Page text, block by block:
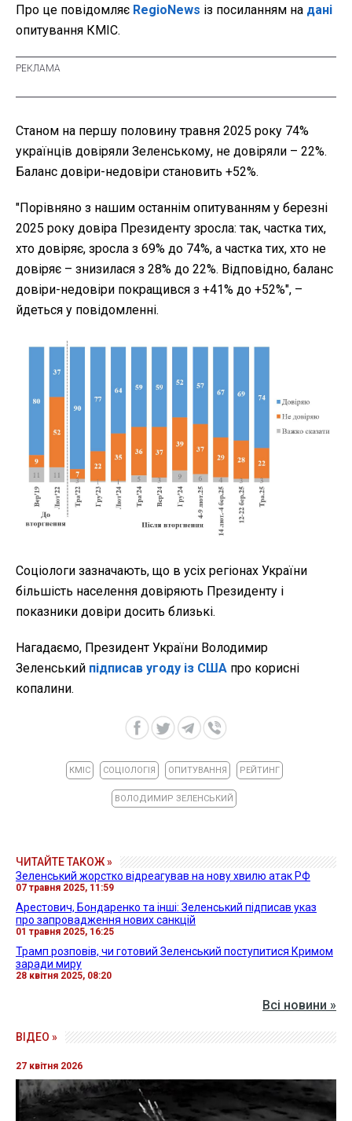
Про це повідомляє RegioNews із посиланням на дані
опитування КМІС.
Станом на першу половину травня 2025 року 74%
українців довіряли Зеленському, не довіряли – 22%.
Баланс довіри-недовіри становить +52%.
"Порівняно з нашим останнім опитуванням у березні
2025 року довіра Президенту зросла: так, частка тих,
хто довіряє, зросла з 69% до 74%, а частка тих, хто не
довіряє – знизилася з 28% до 22%. Відповідно, баланс
довіри-недовіри покращився з +41% до +52%", –
йдеться у повідомленні.
Соціологи зазначають, що в усіх регіонах України
більшість населення довіряють Президенту і
показники довіри досить близькі.
Нагадаємо, Президент України Володимир
Зеленський підписав угоду із США про корисні
копалини.
КМІС СОЦІОЛОГІЯ ОПИТУВАННЯ РЕЙТИНГ
ВОЛОДИМИР ЗЕЛЕНСЬКИЙ
ЧИТАЙТЕ ТАКОЖ »
Зеленський жорстко відреагував на нову хвилю атак РФ
07 травня 2025, 11:59
Арестович, Бондаренко та інші: Зеленський підписав указ
про запровадження нових санкцій
01 травня 2025, 16:25
Трамп розповів, чи готовий Зеленський поступитися Кримом
заради миру
28 квітня 2025, 08:20
Всі новини »
ВІДЕО »
27 квітня 2026